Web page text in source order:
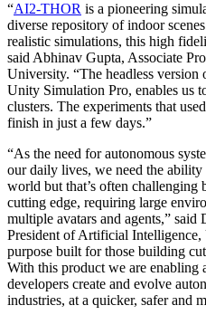
“AI2-THOR is a pioneering
diverse repository of indoor
realistic simulations, this high
said Abhinav Gupta, Associate
University. “The headless
Unity Simulation Pro, enables us
clusters. The experiments that
finish in just a few days.”
“As the need for autonomous
our daily lives, we need the
world but that’s often challenging
cutting edge, requiring large
multiple avatars and agents,”
President of Artificial
purpose built for those building
With this product we are enabling
developers create and evolve
industries, at a quicker, safer and